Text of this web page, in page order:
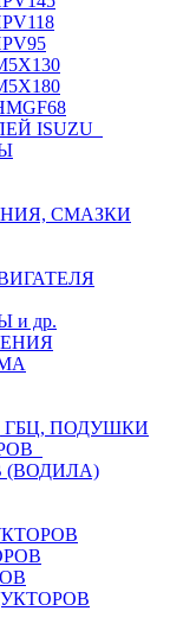
ISUZU
СМАЗКИ
и др.
ПОДУШКИ
(ВОДИЛА)